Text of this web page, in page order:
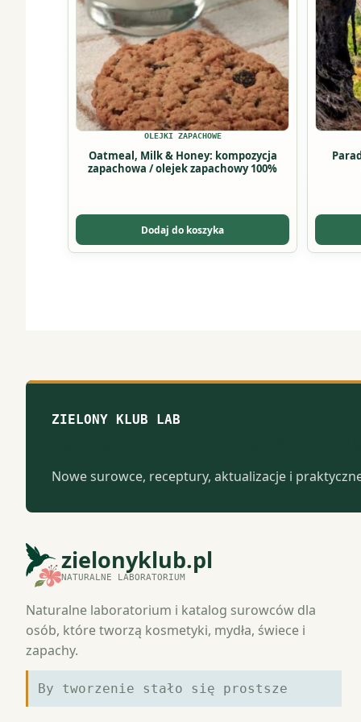
OLEJKI ZAPACHOWE
Oatmeal, Milk & Honey: kompozycja
zapachowa / olejek zapachowy 100%
Dodaj do koszyka
Opcje
można
wybrać
na
stronie
produktu
ZIELONY KLUB LAB
Nowe surowce, receptury, aktualizacje i
zielonyklub.pl
NATURALNE LABORATORIUM
Naturalne laboratorium i katalog surowców dla
osób, które tworzą kosmetyki, mydła, świece i
zapachy.
By tworzenie stało się prostsze